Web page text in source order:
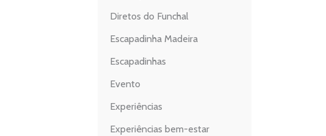
Diretos do Funchal
Escapadinha Madeira
Escapadinhas
Evento
Experiências
Experiências bem-estar